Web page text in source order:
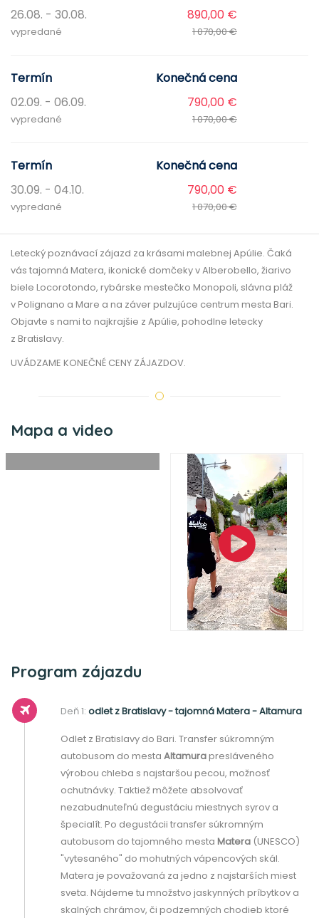
26.08. - 30.08.
890,00 €
1 070,00 €
vypredané
Termín
Konečná cena
02.09. - 06.09.
790,00 €
1 070,00 €
vypredané
Termín
Konečná cena
30.09. - 04.10.
790,00 €
1 070,00 €
vypredané
Letecký poznávací zájazd za krásami malebnej Apúlie. Čaká
vás tajomná Matera, ikonické domčeky v Alberobello, žiarivo
biele Locorotondo, rybárske mestečko Monopoli, slávna pláž
v Polignano a Mare a na záver pulzujúce centrum mesta Bari.
Objavte s nami to najkrajšie z Apúlie, pohodlne letecky
z Bratislavy.
UVÁDZAME KONEČNÉ CENY ZÁJAZDOV.
Mapa a video
+
Program zájazdu
Deň 1: odlet z Bratislavy - tajomná Matera - Altamura
Odlet z Bratislavy do Bari. Transfer súkromným
autobusom do mesta Altamurapresláveného
výrobou chleba s najstaršou pecou, možnosť
ochutnávky. Taktiež môžete absolvovať
nezabudnuteľnú degustáciu miestnych syrov a
špecialít. Po degustácii transfer súkromným
autobusom do tajomného mesta Matera (UNESCO)
"vytesaného" do mohutných vápencových skál.
Matera je považovaná za jedno z najstarších miest
sveta. Nájdeme tu množstvo jaskynných príbytkov a
skalných chrámov, či podzemných chodieb ktoré